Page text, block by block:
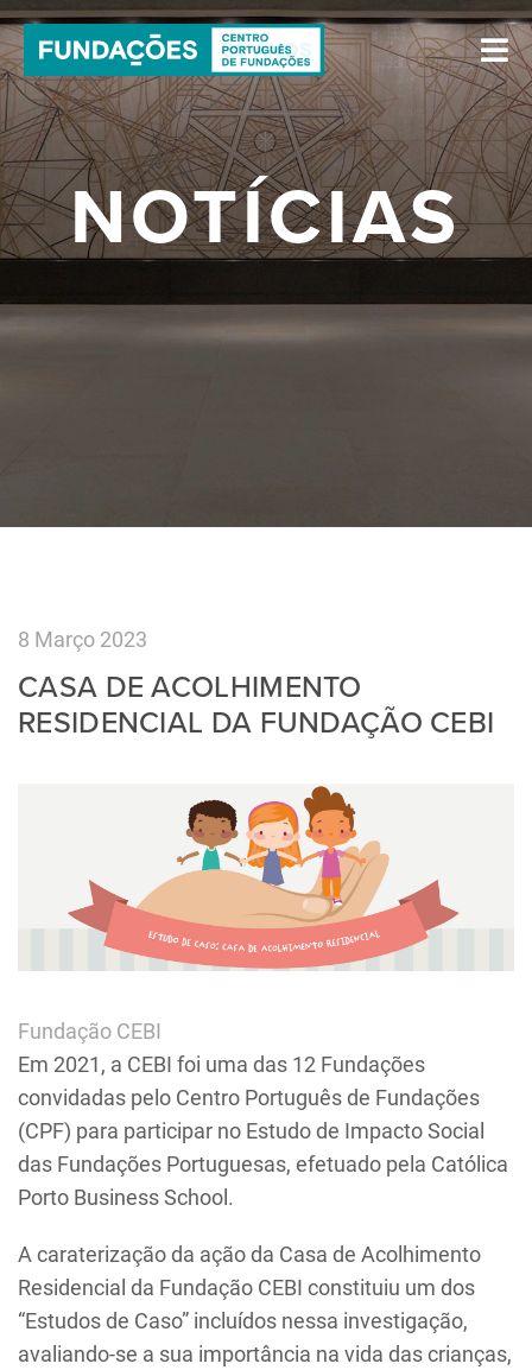
NOTÍCIAS
8 Março 2023
CASA DE ACOLHIMENTO
RESIDENCIAL DA FUNDAÇÃO CEBI
Fundação CEBI
Em 2021, a CEBI foi uma das 12 Fundações
convidadas pelo Centro Português de Fundações
(CPF) para participar no Estudo de Impacto Social
das Fundações Portuguesas, efetuado pela Católica
Porto Business School.
A caraterização da ação da Casa de Acolhimento
Residencial da Fundação CEBI constituiu um dos
“Estudos de Caso” incluídos nessa investigação,
avaliando-se a sua importância na vida das crianças,